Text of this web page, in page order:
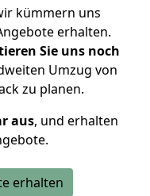
kümmern uns
erhalten.
Sie uns noch
Umzug von
zu planen.
aus, und erhalten
erhalten